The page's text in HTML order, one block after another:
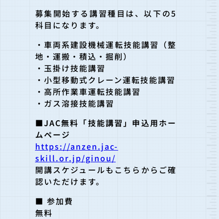
募集開始する講習種目は、以下の5
科目になります。
・車両系建設機械運転技能講習（整
地・運搬・積込・掘削）
・玉掛け技能講習
・小型移動式クレーン運転技能講習
・高所作業車運転技能講習
・ガス溶接技能講習
■JAC無料「技能講習」申込用ホー
ムページ
https://anzen.jac-
skill.or.jp/ginou/
開講スケジュールもこちらからご確
認いただけます。
■ 参加費
無料